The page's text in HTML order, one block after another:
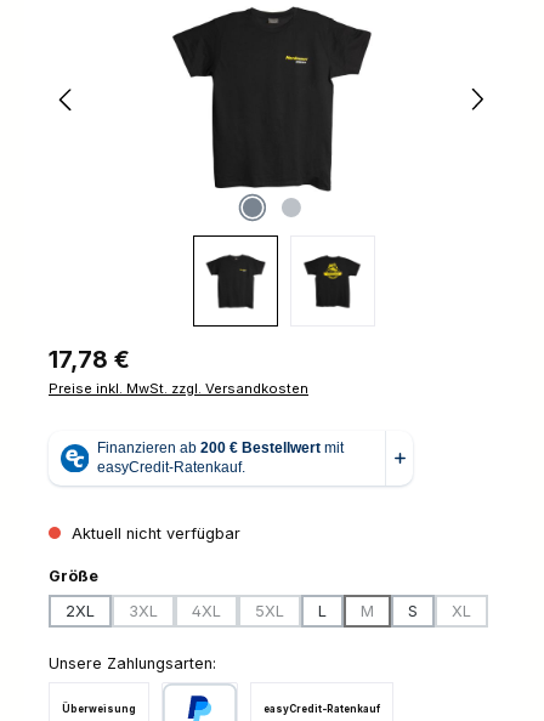
Regulärer Preis:
17,78 €
Preise inkl. MwSt. zzgl. Versandkosten
Aktuell nicht verfügbar
Größeauswählen
2XL
3XL
(Diese Option ist zurzeit nicht verfügbar.)
4XL
(Diese Option ist zurzeit nicht verfügbar.)
5XL
(Diese Option ist zurzeit nicht verfügbar.)
L M
(Diese Option ist zurzeit
S XL
(Diese
Unsere Zahlungsarten:
Überweisung easyCredit-Ratenkauf